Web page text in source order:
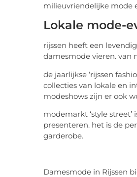
milieuvriendelijke mode
Lokale mode-
rijssen heeft een
damesmode vieren. van
de jaarlijkse ‘rijssen
collecties van lokale en
modeshows zijn er ook
modemarkt ‘style
presenteren. het is de
garderobe.
Damesmode in Rijssen